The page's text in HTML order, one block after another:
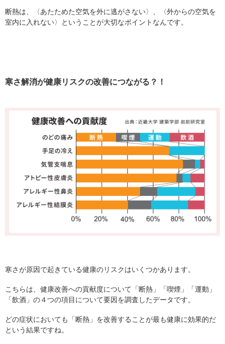
断熱は、〈あたためた空気を外に逃がさない〉、〈外からの空気を
室内に入れない〉ということが大切なポイントなんです。
寒さ解消が健康リスクの改善につながる？！
寒さが原因で起きている健康のリスクはいくつかあります。
こちらは、健康改善への貢献度について「断熱」「喫煙」「運動」
「飲酒」の４つの項目について要因を調査したデータです。
どの症状においても「断熱」を改善することが最も健康に効果的だ
という結果ですね。